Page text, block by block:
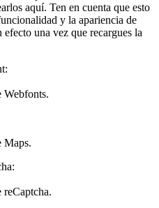
aquí. Ten en cuenta que esto
y la apariencia de
una vez que recargues la
Webfonts.
Maps.